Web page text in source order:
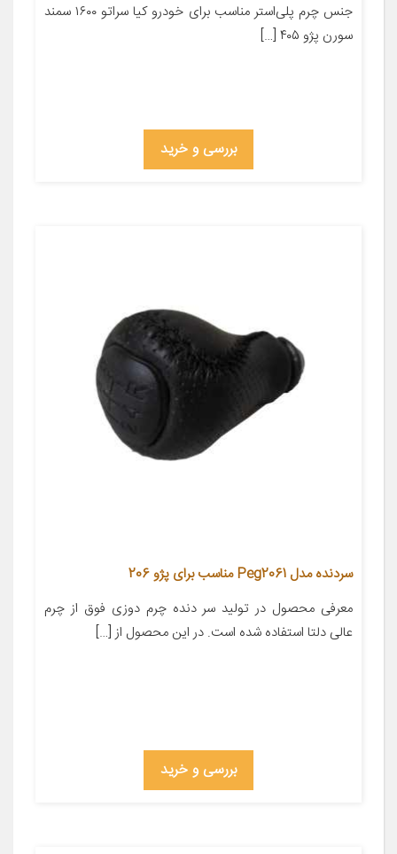
جنس چرم پلی‌استر مناسب برای خودرو کیا سراتو ۱۶۰۰ سمند
سورن پژو ۴۰۵ […]
بررسی و خرید
سردنده مدل Peg2061 مناسب برای پژو 206
معرفی محصول در تولید سر دنده چرم دوزی فوق از چرم
عالی دلتا استفاده شده است. در این محصول از […]
بررسی و خرید